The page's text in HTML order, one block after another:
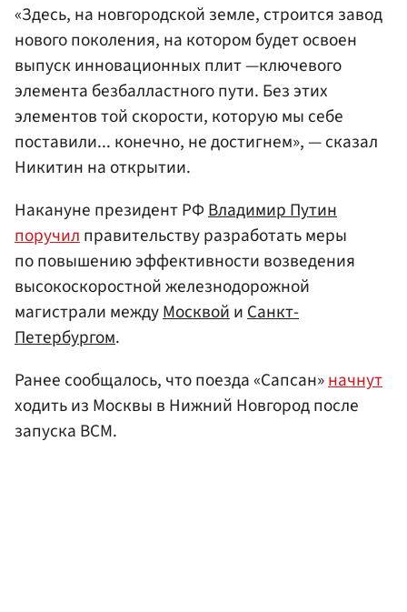
«Здесь, на новгородской земле, строится завод
нового поколения, на котором будет освоен
выпуск инновационных плит —ключевого
элемента безбалластного пути. Без этих
элементов той скорости, которую мы себе
поставили... конечно, не достигнем», — сказал
Никитин на открытии.
Накануне президент РФВладимир Путин
поручилправительству разработать меры
по повышению эффективности возведения
высокоскоростной железнодорожной
магистрали междуМосквойиСанкт-
Петербургом.
Ранее сообщалось, что поезда «Сапсан»начнут
ходить из Москвы в Нижний Новгород после
запуска ВСМ.